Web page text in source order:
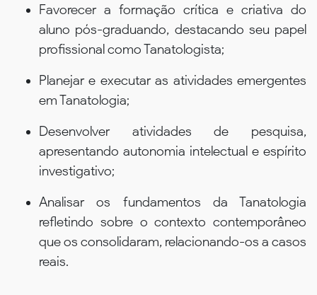
Favorecer a formação crítica e criativa do
aluno pós-graduando, destacando seu papel
profissional como Tanatologista;
Planejar e executar as atividades emergentes
em Tanatologia;
Desenvolver atividades de pesquisa,
apresentando autonomia intelectual e espírito
investigativo;
Analisar os fundamentos da Tanatologia
refletindo sobre o contexto contemporâneo
que os consolidaram, relacionando-os a casos
reais.